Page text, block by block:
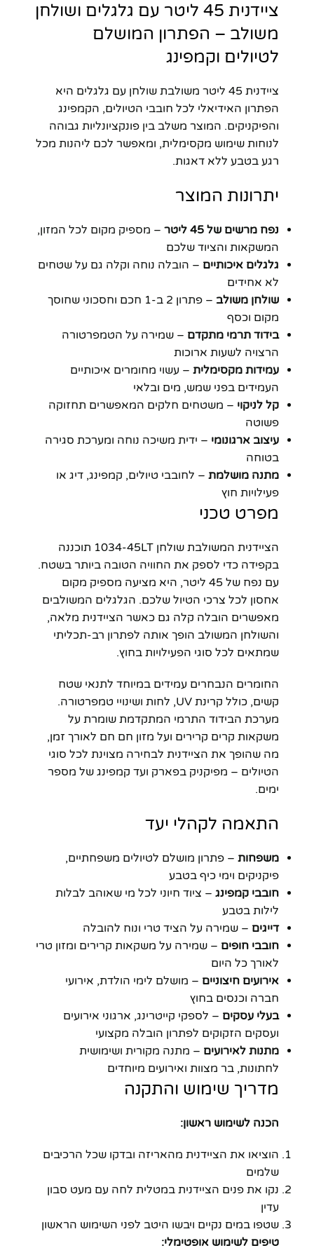
ציידנית 45 ליטר עם גלגלים ושולחן
משולב – הפתרון המושלם
לטיולים וקמפינג
ציידנית 45 ליטר משולבת שולחן עם גלגלים היא
הפתרון האידיאלי לכל חובבי הטיולים, הקמפינג
והפיקניקים. המוצר משלב בין פונקציונליות גבוהה
לנוחות שימוש מקסימלית, ומאפשר לכם ליהנות מכל
רגע בטבע ללא דאגות.
יתרונות המוצר
נפח מרשים של 45 ליטר
– מספיק מקום לכל המזון,
המשקאות והציוד שלכם
גלגלים איכותיים – הובלה נוחה וקלה גם על שטחים
לא אחידים
שולחן משולב
– פתרון 2 ב-1 חכם וחסכוני שחוסך
מקום וכסף
בידוד תרמי מתקדם – שמירה על הטמפרטורה
הרצויה לשעות ארוכות
עמידות מקסימלית – עשוי מחומרים איכותיים
העמידים בפני שמש, מים ובלאי
קל לניקוי – משטחים חלקים המאפשרים תחזוקה
פשוטה
עיצוב ארגונומי – ידית משיכה נוחה ומערכת סגירה
בטוחה
מתנה מושלמת – לחובבי טיולים, קמפינג, דיג או
פעילויות חוץ
מפרט טכני
הציידנית המשולבת שולחן 1034-45LT תוכננה
בקפידה כדי לספק את החוויה הטובה ביותר בשטח.
עם נפח של 45 ליטר, היא מציעה מספיק מקום
אחסון לכל צרכי הטיול שלכם. הגלגלים המשולבים
מאפשרים הובלה קלה גם כאשר הציידנית מלאה,
והשולחן המשולב הופך אותה לפתרון רב-תכליתי
שמתאים לכל סוגי הפעילויות בחוץ.
החומרים הנבחרים עמידים במיוחד לתנאי שטח
קשים, כולל קרינת UV, לחות ושינויי טמפרטורה.
מערכת הבידוד התרמי המתקדמת שומרת על
משקאות קרים קרירים ועל מזון חם חם לאורך זמן,
מה שהופך את הציידנית לבחירה מצוינת לכל סוגי
הטיולים – מפיקניק בפארק ועד קמפינג של מספר
ימים.
התאמה לקהלי יעד
משפחות – פתרון מושלם לטיולים משפחתיים,
פיקניקים וימי כיף בטבע
חובבי קמפינג – ציוד חיוני לכל מי שאוהב לבלות
לילות בטבע
דייגים – שמירה על הציד טרי ונוח להובלה
חובבי חופים – שמירה על משקאות קרירים ומזון טרי
לאורך כל היום
אירועים חיצוניים – מושלם לימי הולדת, אירועי
חברה וכנסים בחוץ
בעלי עסקים – לספקי קייטרינג, ארגוני אירועים
ועסקים הזקוקים לפתרון הובלה מקצועי
מתנות לאירועים – מתנה מקורית ושימושית
לחתונות, בר מצוות ואירועים מיוחדים
מדריך שימוש והתקנה
הכנה לשימוש ראשון:
הוציאו את הציידנית מהאריזה ובדקו שכל הרכיבים
שלמים
נקו את פנים הציידנית במטלית לחה עם מעט סבון
עדין
שטפו במים נקיים ויבשו היטב לפני השימוש הראשון
טיפים לשימוש אופטימלי: